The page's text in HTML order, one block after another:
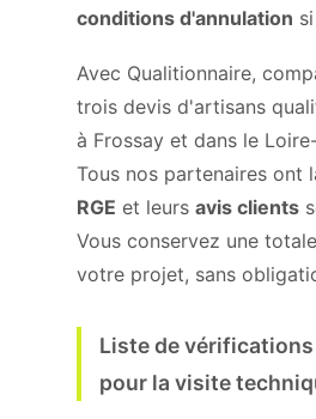
conditions d'annulation
Avec Qualitionnaire,
trois devis d'artisans
à Frossay et dans le
Tous nos partenaires ont
RGE et leurs avis clients
Vous conservez une
votre projet, sans
Liste de
pour la visite